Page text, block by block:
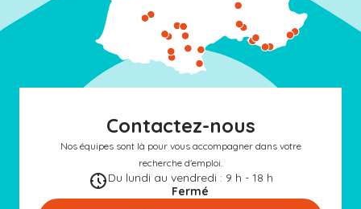
Contactez-nous
Nos équipes sont là pour vous accompagner dans votre
recherche d'emploi.
Du lundi au vendredi : 9 h - 18 h
Fermé